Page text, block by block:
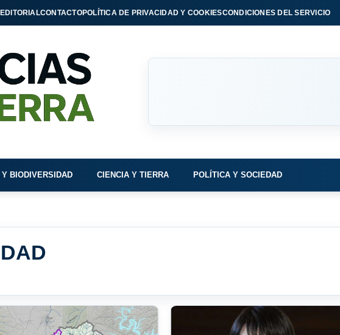
CONTACTOPOLÍTICA DE PRIVACIDAD Y COOKIESCONDICIONES DEL SERVICIO
Y BIODIVERSIDAD CIENCIA Y TIERRA POLÍTICA Y SOCIEDAD